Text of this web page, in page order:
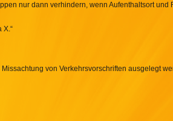
nur dann verhindern, wenn Aufenthaltsort und
X.“
von Verkehrsvorschriften ausgelegt